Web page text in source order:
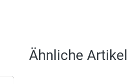
Ähnliche Artikel